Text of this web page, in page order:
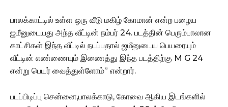
பாலக்காட்டில் உள்ள ஒரு வீடு மகிழ் கோமான் என்ற பழைய
ஜமீனுடையது அந்த வீட்டின் நம்பர் 24. படத்தின் பெரும்பாலான
காட்சிகள் இந்த வீட்டில் நடப்பதால் ஜமீனுடைய பெயரையும்
வீட்டின் எண்ணையும் இணைத்து இந்த படத்திற்கு M G 24
என்று பெயர் வைத்துள்ளோம்” என்றார்.
படப்பிடிப்பு சென்னை,பாலக்காடு, கோவை ஆகிய இடங்களில்